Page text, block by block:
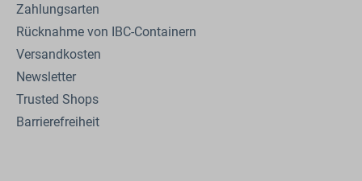
Zahlungsarten
Rücknahme von IBC-Containern
Versandkosten
Newsletter
Trusted Shops
Barrierefreiheit